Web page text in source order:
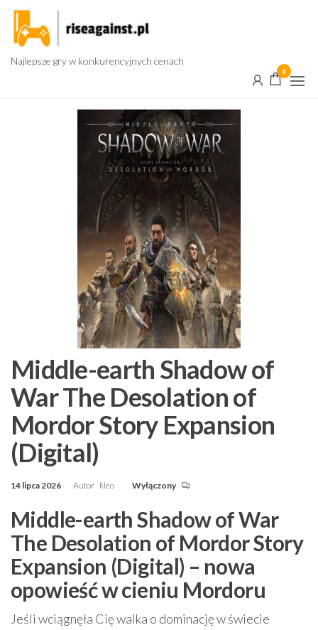
Przejdź
treści
Najlepsze gry w konkurencyjnych cenach
0
Middle-earth Shadow of
War The Desolation of
Mordor Story Expansion
(Digital)
14 lipca 2026 Autor kleo Wyłączony
Middle-earth Shadow of War
The Desolation of Mordor Story
Expansion (Digital) – nowa
opowieść w cieniu Mordoru
Jeśli wciągnęła Cię walka o dominację w świecie